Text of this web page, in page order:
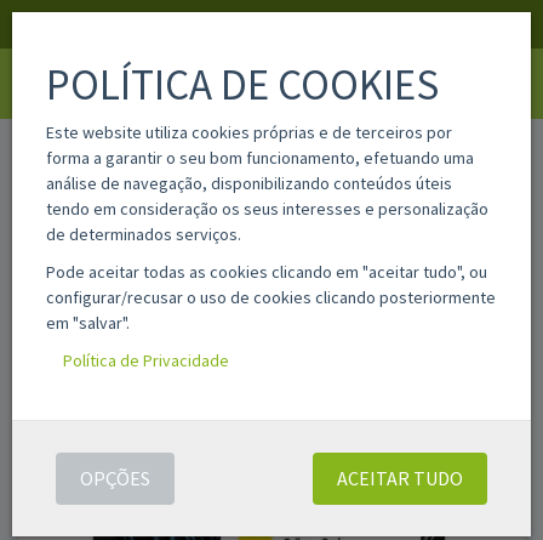
home f6u14ae
POLÍTICA DE COOKIES
Este website utiliza cookies próprias e de terceiros por
forma a garantir o seu bom funcionamento, efetuando uma
análise de navegação, disponibilizando conteúdos úteis
tendo em consideração os seus interesses e personalização
de determinados serviços.
Pode aceitar todas as cookies clicando em "aceitar tudo", ou
configurar/recusar o uso de cookies clicando posteriormente
em "salvar".
Política de Privacidade
ACEITAR TUDO
OPÇÕES